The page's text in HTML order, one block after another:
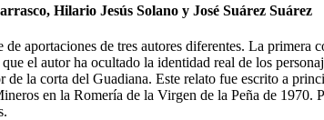
Hilario Jesús Solano y José Suárez Suárez
de aportaciones de tres autores diferentes. La
el autor ha ocultado la identidad real de los
de la corta del Guadiana. Este relato fue escrito a
en la Romería de la Virgen de la Peña de